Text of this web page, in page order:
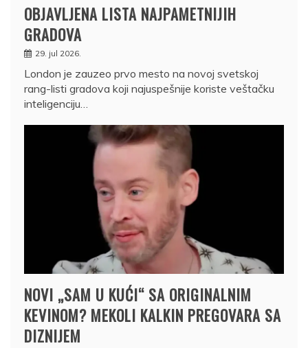
OBJAVLJENA LISTA NAJPAMETNIJIH
GRADOVA
29. jul 2026.
London je zauzeo prvo mesto na novoj svetskoj
rang-listi gradova koji najuspešnije koriste veštačku
inteligenciju…
NOVI „SAM U KUĆI“ SA ORIGINALNIM
KEVINOM? MEKOLI KALKIN PREGOVARA SA
DIZNIJEM